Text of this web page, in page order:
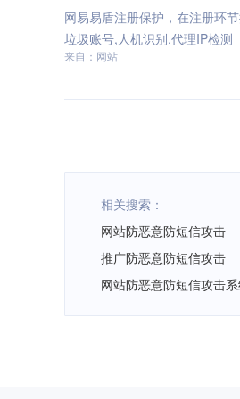
网易易盾注册保护，在注册环
垃圾账号,人机识别,代理IP检测
来自：网站
相关搜索：
网站防恶意防短信攻击
推广防恶意防短信攻击
网站防恶意防短信攻击